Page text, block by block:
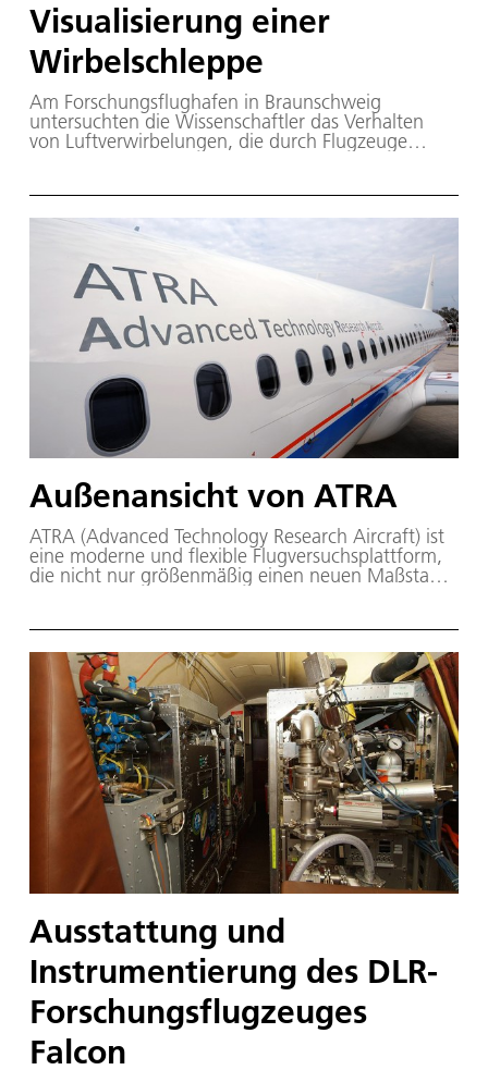
Visualisierung einer
Wirbelschleppe
Am Forschungsflughafen in Braunschweig
untersuchten die Wissenschaftler das Verhalten
von Luftverwirbelungen, die durch Flugzeuge
genannten Wirbelschleppen, sichtbar gemacht.
Das besondere Augenmerk richteten die
Wissenschaftler dabei auf Start- und Landeanflüge.
Ziel der Versuche ist, durch eine genauere
Berechnung der Ausbreitung und des Abbaus der
Wirbelschleppen die möglichen
Staffelungsabstände zwischen hintereinander an-
oder abfliegenden Flugzeugen zu verringern.
Außenansicht von ATRA
ATRA (Advanced Technology Research Aircraft) ist
eine moderne und flexible Flugversuchsplattform,
die nicht nur größenmäßig einen neuen Maßstab
Ausstattung und
Instrumentierung des DLR-
Forschungsflugzeuges
Falcon